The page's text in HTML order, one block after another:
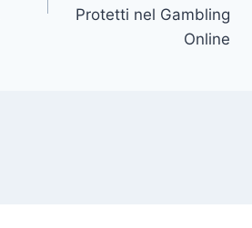
Protetti nel Gambling
Online